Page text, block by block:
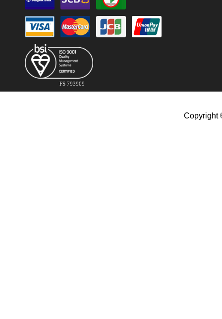
FS 793909
Copyright